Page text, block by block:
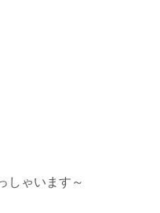
しゃいます～